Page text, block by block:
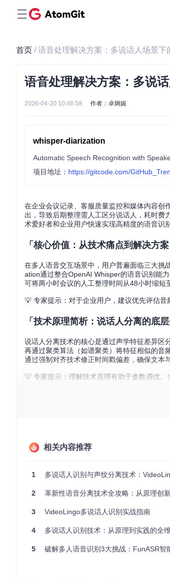
首页 / 语音处理解决方案：多说话人场景下
语音处理解决方案：多说
2026-04-20 10:46:58 作者：卓炯娓
whisper-diarization
Automatic Speech Recognition with
项目地址： https://gitcode.com/
在企业会议记录、客服质量监控和媒体内容创
出，导致后期整理需人工区分说话人，耗时
术爱好者和企业用户快速实现高精度的语音识
「核心价值：从技术痛点到解决方案
在多人语音交互场景中，用户普遍面临三大挑
ation通过整合OpenAI Whisper的语音识别能
可将两小时会议的人工整理时间从48小时缩短
💡 专家提示：对于企业用户，建议优先评估
「技术原理简析：说话人分离的底层
说话人分离技术的核心是通过声学特征差异区
再通过聚类算法（如谱聚类）将特征相似的音
通过强制对齐技术修正时间戳偏差，确保文本
💡 专家提示：理解技术原理有助于参数调优
Python 3.10+
Cython编译环境
核心安装命令：
# 安装前置依赖
sudo apt update && sudo apt install
# 克隆项目代码
相关内容推荐
1 多说话人识别与声纹分离技术：
2 革新性语音分离技术全攻略：从原理创
3 VideoLingo多说话人识别实战指南
4 多说话人识别技术：从原理到实践的全
5 破解多人语音识别3大挑战：FunASR智